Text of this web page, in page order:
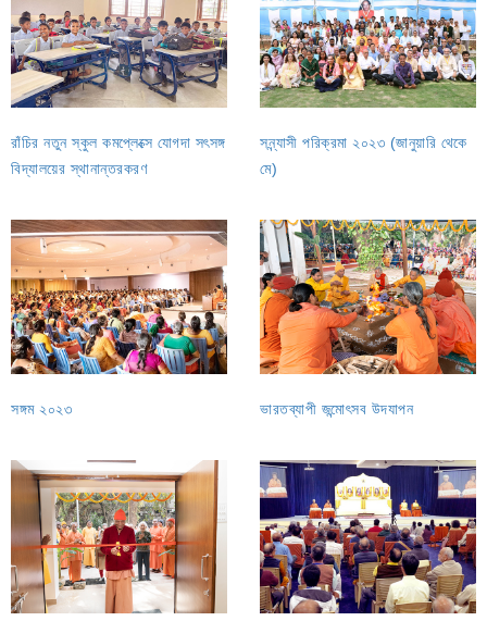
রাঁচির নতুন স্কুল কমপ্লেক্সে যোগদা সৎসঙ্গ
বিদ্যালয়ের স্থানান্তরকরণ
সন্ন্যাসী পরিক্রমা ২০২৩ (জানুয়ারি থেকে
মে)
সঙ্গম ২০২৩ ভারতব্যাপী জন্মোৎসব উদযাপন